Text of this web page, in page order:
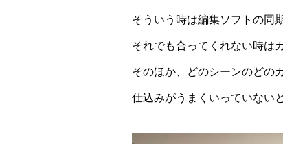
そういう時は編集ソフトの同
それでも合ってくれない時は
そのほか、どのシーンのどの
仕込みがうまくいっていない